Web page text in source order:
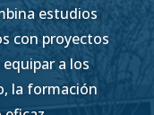
estudios
con proyectos
a los
la formación